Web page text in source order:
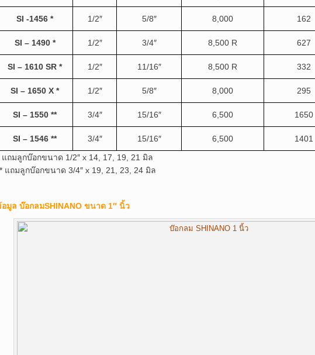
SI -1456 * 1/2″ 5/8″ 8,000 162
SI – 1490 * 1/2″ 3/4″ 8,500 R 627
SI – 1610 SR * 1/2″ 11/16″ 8,500 R 332
SI – 1650 X * 1/2″ 5/8″ 8,000 295
SI – 1550 ** 3/4″ 15/16″ 6,500 1650
SI – 1546 ** 3/4″ 15/16″ 6,500 1401
แถมลูกบ๊อกขนาด 1/2″ x 14, 17, 19, 21 มิล
แถมลูกบ๊อกขนาด 3/4″ x 19, 21, 23, 24 มิล
มูล บ๊อกลมSHINANO ขนาด 1″ นิ้ว